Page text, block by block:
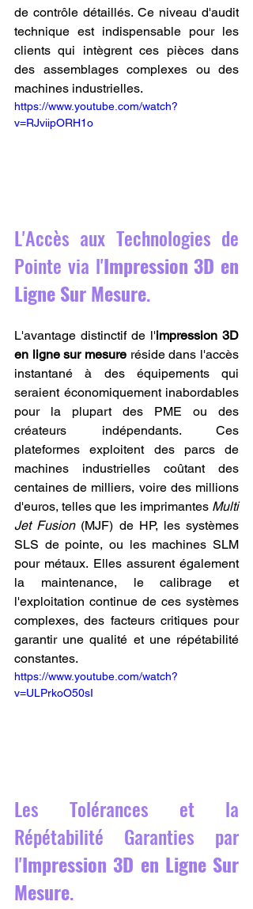
de contrôle détaillés. Ce niveau d'audit
technique est indispensable pour les
clients qui intègrent ces pièces dans
des assemblages complexes ou des
machines industrielles.
https://www.youtube.com/watch?
v=RJviipORH1o
L'Accès aux Technologies de
Pointe via l'Impression 3D en
Ligne Sur Mesure.
L'avantage distinctif de l'impression 3D
en ligne sur mesure réside dans l'accès
instantané à des équipements qui
seraient économiquement inabordables
pour la plupart des PME ou des
créateurs indépendants. Ces
plateformes exploitent des parcs de
machines industrielles coûtant des
centaines de milliers, voire des millions
d'euros, telles que les imprimantes Multi
Jet Fusion (MJF) de HP, les systèmes
SLS de pointe, ou les machines SLM
pour métaux. Elles assurent également
la maintenance, le calibrage et
l'exploitation continue de ces systèmes
complexes, des facteurs critiques pour
garantir une qualité et une répétabilité
constantes.
https://www.youtube.com/watch?
v=ULPrkoO50sI
Les Tolérances et la
Répétabilité Garanties par
l'Impression 3D en Ligne Sur
Mesure.